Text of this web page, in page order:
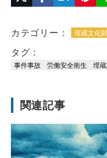
カテゴリー： 埋蔵文化
タグ：
事件事故 労働安全衛生 埋
関連記事